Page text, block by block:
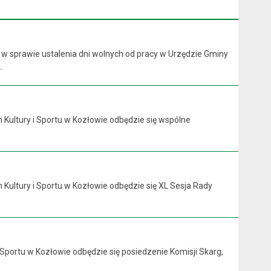
sprawie ustalenia dni wolnych od pracy w Urzędzie Gminy
i Sportu w Kozłowie odbędzie się wspólne
i Sportu w Kozłowie odbędzie się XL Sesja Rady
w Kozłowie odbędzie się posiedzenie Komisji Skarg,